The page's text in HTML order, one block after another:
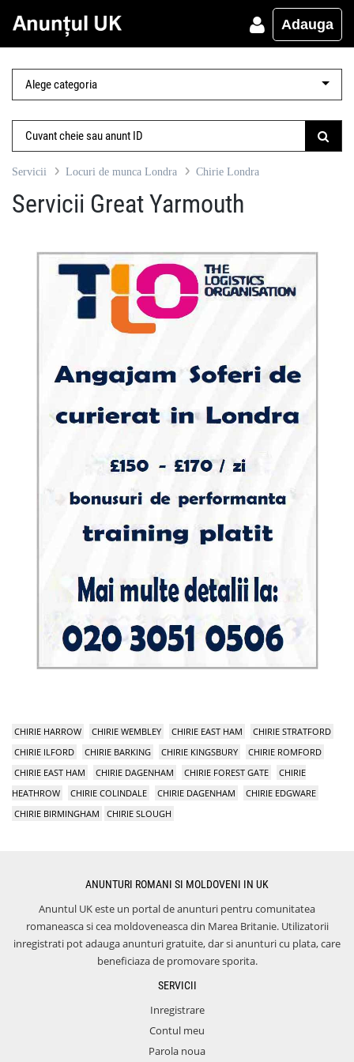
Adauga
Servicii Locuri de munca Londra Chirie Londra
Servicii Great Yarmouth
CHIRIE HARROW CHIRIE WEMBLEY CHIRIE EAST HAM
CHIRIE STRATFORD
CHIRIE ILFORD
CHIRIE BARKING CHIRIE KINGSBURY
CHIRIE ROMFORD
CHIRIE EAST HAM
CHIRIE DAGENHAM CHIRIE FOREST GATE
CHIRIE
HEATHROW
CHIRIE COLINDALE CHIRIE DAGENHAM
CHIRIE EDGWARE
CHIRIE BIRMINGHAM
CHIRIE SLOUGH
ANUNTURI ROMANI SI MOLDOVENI IN UK
Anuntul UK este un portal de anunturi pentru comunitatea
romaneasca si cea moldoveneasca din Marea Britanie. Utilizatorii
inregistrati pot adauga anunturi gratuite, dar si anunturi cu plata, care
beneficiaza de promovare sporita.
SERVICII
Inregistrare
Contul meu
Parola noua